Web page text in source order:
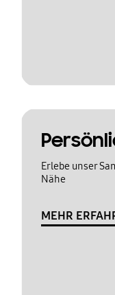
Erlebe unser
Nähe
MEHR